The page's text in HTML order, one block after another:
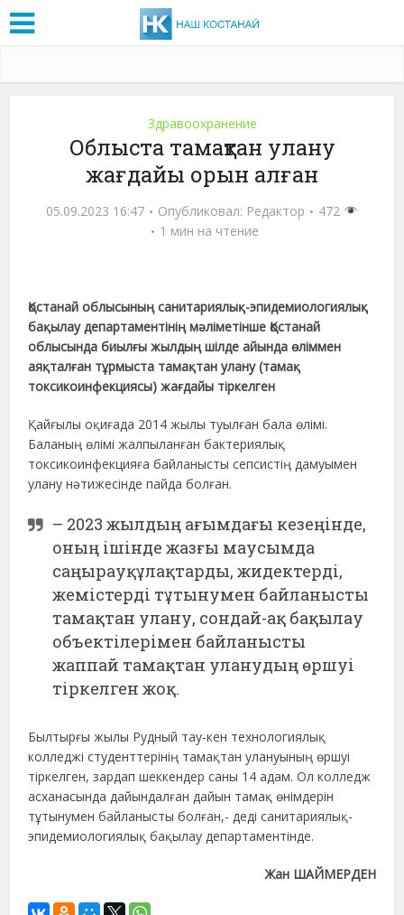
Здравоохранение
Облыста тамақтан улану
жағдайы орын алған
05.09.2023 16:47 Опубликовал: Редактор
472
1 мин на чтение
Қостанай облысының санитариялық-эпидемиологиялық
бақылау департаментінің мәліметінше Қостанай
облысында биылғы жылдың шілде айында өліммен
аяқталған тұрмыста тамақтан улану (тамақ
токсикоинфекциясы) жағдайы тіркелген
Қайғылы оқиғада 2014 жылы туылған бала өлімі.
Баланың өлімі жалпыланған бактериялық
токсикоинфекцияға байланысты сепсистің дамуымен
улану нәтижесінде пайда болған.
– 2023 жылдың ағымдағы кезеңінде,
оның ішінде жазғы маусымда
саңырауқұлақтарды, жидектерді,
жемістерді тұтынумен байланысты
тамақтан улану, сондай-ақ бақылау
объектілерімен байланысты
жаппай тамақтан уланудың өршуі
тіркелген жоқ.
Былтырғы жылы Рудный тау-кен технологиялық
колледжі студенттерінің тамақтан улануының өршуі
тіркелген, зардап шеккендер саны 14 адам. Ол колледж
асханасында дайындалған дайын тамақ өнімдерін
тұтынумен байланысты болған,- деді санитариялық-
эпидемиологиялық бақылау департаментінде.
Жан ШАЙМЕРДЕН